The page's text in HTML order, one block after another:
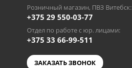
Розничный магазин, ПВЗ Витебск:
+375 29 550-03-77
Отдел по работе с юр. лицами:
+375 33 66-99-511
ЗАКАЗАТЬ ЗВОНОК